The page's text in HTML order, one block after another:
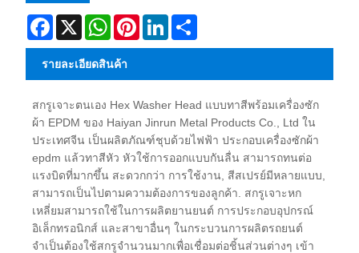
Facebook
X WhatsAppPinterestLinkedIn
รายละเอียดสินค้า
สกรูเจาะตนเอง Hex Washer Head แบบทาสีพร้อมเครื่องซัก
ผ้า EPDM ของ Haiyan Jinrun Metal Products Co., Ltd ใน
ประเทศจีน เป็นผลิตภัณฑ์ชุบด้วยไฟฟ้า ประกอบเครื่องซักผ้า
epdm แล้วทาสีหัว หัวใช้การออกแบบกันลื่น สามารถทนต่อ
แรงบิดที่มากขึ้น สะดวกกว่า การใช้งาน, สีสเปรย์มีหลายแบบ,
สามารถเป็นไปตามความต้องการของลูกค้า. สกรูเจาะหก
เหลี่ยมสามารถใช้ในการผลิตยานยนต์ การประกอบอุปกรณ์
อิเล็กทรอนิกส์ และสาขาอื่นๆ ในกระบวนการผลิตรถยนต์
จำเป็นต้องใช้สกรูจำนวนมากเพื่อเชื่อมต่อชิ้นส่วนต่างๆ เข้า